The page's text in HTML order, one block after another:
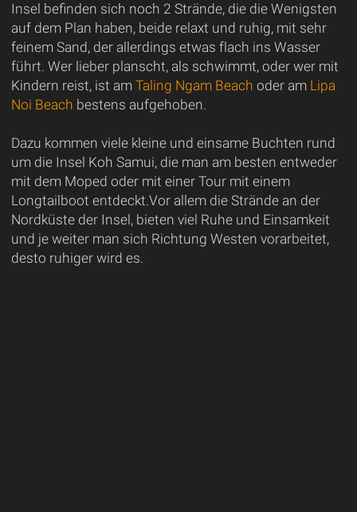
Insel befinden sich noch 2 Strände, die die Wenigsten
auf dem Plan haben, beide relaxt und ruhig, mit sehr
feinem Sand, der allerdings etwas flach ins Wasser
führt. Wer lieber planscht, als schwimmt, oder wer mit
Kindern reist, ist am Taling Ngam Beach oder am Lipa
Noi Beach bestens aufgehoben.
Dazu kommen viele kleine und einsame Buchten rund
um die Insel Koh Samui, die man am besten entweder
mit dem Moped oder mit einer Tour mit einem
Longtailboot entdeckt.Vor allem die Strände an der
Nordküste der Insel, bieten viel Ruhe und Einsamkeit
und je weiter man sich Richtung Westen vorarbeitet,
desto ruhiger wird es.